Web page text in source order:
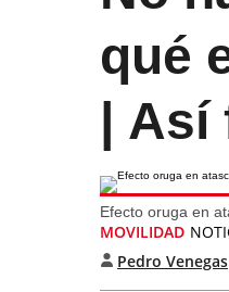
qué
| Así
Efecto oruga en
MOVILIDAD
Pedro Venegas